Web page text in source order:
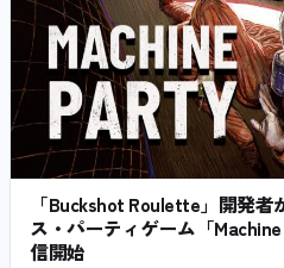
「Buckshot Roulette」開発
ス・パーティゲーム「
信開始